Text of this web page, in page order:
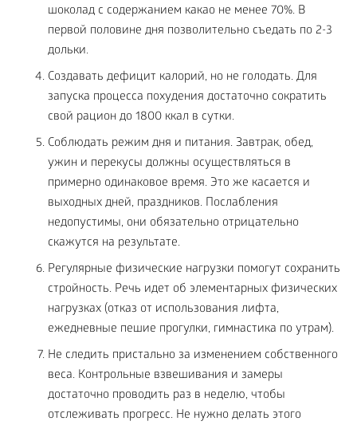
шоколад с содержанием какао не менее 70%. В
первой половине дня позволительно съедать по 2-3
дольки.
Создавать дефицит калорий, но не голодать. Для
запуска процесса похудения достаточно сократить
свой рацион до 1800 ккал в сутки.
Соблюдать режим дня и питания. Завтрак, обед,
ужин и перекусы должны осуществляться в
примерно одинаковое время. Это же касается и
выходных дней, праздников. Послабления
недопустимы, они обязательно отрицательно
скажутся на результате.
Регулярные физические нагрузки помогут сохранить
стройность. Речь идет об элементарных физических
нагрузках (отказ от использования лифта,
ежедневные пешие прогулки, гимнастика по утрам).
Не следить пристально за изменением собственного
веса. Контрольные взвешивания и замеры
достаточно проводить раз в неделю, чтобы
отслеживать прогресс. Не нужно делать этого